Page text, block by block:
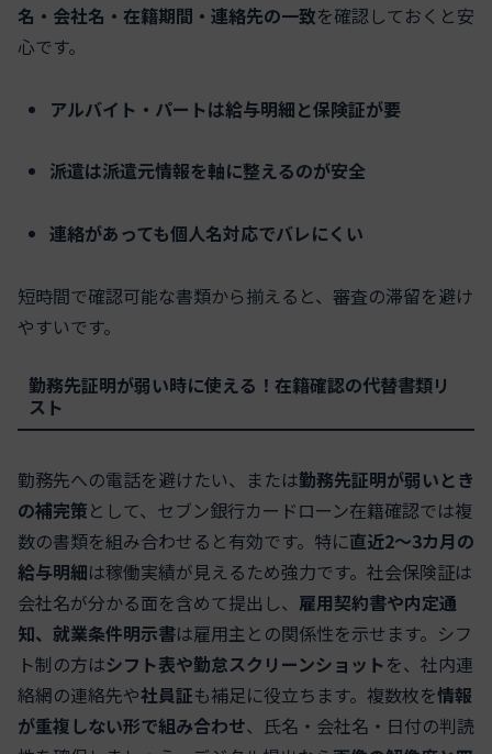
名・会社名・在籍期間・連絡先の一致を確認しておくと安
心です。
アルバイト・パートは給与明細と保険証が要
派遣は派遣元情報を軸に整えるのが安全
連絡があっても個人名対応でバレにくい
短時間で確認可能な書類から揃えると、審査の滞留を避け
やすいです。
勤務先証明が弱い時に使える！在籍確認の代替書類リ
スト
勤務先への電話を避けたい、または勤務先証明が弱いとき
の補完策として、セブン銀行カードローン在籍確認では複
数の書類を組み合わせると有効です。特に直近2〜3カ月の
給与明細は稼働実績が見えるため強力です。社会保険証は
会社名が分かる面を含めて提出し、 雇用契約書や内定通
知、就業条件明示書は雇用主との関係性を示せます。シフ
ト制の方はシフト表や勤怠スクリーンショットを、社内連
絡網の連絡先や社員証も補足に役立ちます。複数枚を情報
が重複しない形で組み合わせ、氏名・会社名・日付の判読